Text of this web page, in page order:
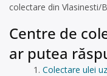
colectare din Vlasinesti/
Centre de
ar putea
Colectare ulei